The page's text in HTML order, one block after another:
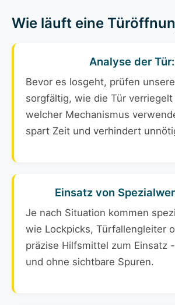
Wie läuft eine
Analyse der Tür:
Bevor es losgeht, prüfen
sorgfältig, wie die Tür
welcher Mechanismus
spart Zeit und verhindert
Einsatz von
Je nach Situation kommen
wie Lockpicks, Türfallengleiter
präzise Hilfsmittel zum Einsatz
und ohne sichtbare Spuren.